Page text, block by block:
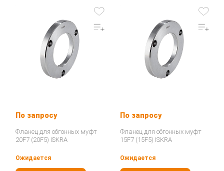
По запросу
Фланец для обгонных муфт
20F7 (20F5) ISKRA
Ожидается
По запросу
Фланец для обгонных муфт
15F7 (15F5) ISKRA
Ожидается